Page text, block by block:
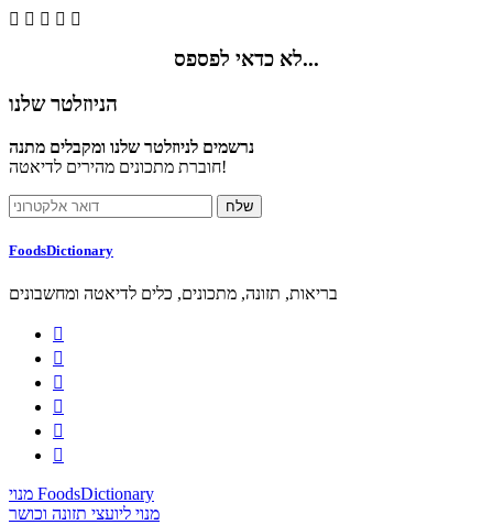
    
לא כדאי לפספס...
הניוזלטר שלנו
נרשמים לניוזלטר שלנו ומקבלים מתנה
חוברת מתכונים מהירים לדיאטה!
FoodsDictionary
בריאות, תזונה, מתכונים, כלים לדיאטה ומחשבונים






מנוי FoodsDictionary
מנוי ליועצי תזונה וכושר